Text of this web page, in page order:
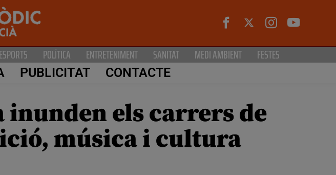
ESPORTS POLÍTICA ENTRETENIMENT SANITAT MEDI AMBIENT FESTES
PUBLICITAT CONTACTE
inunden els carrers de
música i cultura